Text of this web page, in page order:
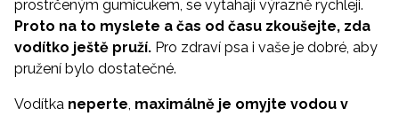
prostrčeným gumicukem, se vytahají výrazně rychleji.
Proto na to myslete a čas od času zkoušejte, zda
vodítko ještě pruží. Pro zdraví psa i vaše je dobré, aby
pružení bylo dostatečné.
Vodítka neperte, maximálně je omyjte vodou v